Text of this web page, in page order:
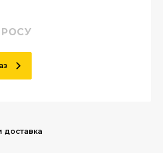
доставка